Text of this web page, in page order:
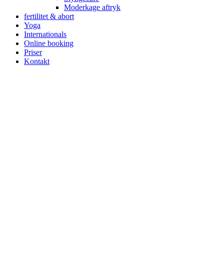
Moderkage aftryk
fertilitet & abort
Yoga
Internationals
Online booking
Priser
Kontakt